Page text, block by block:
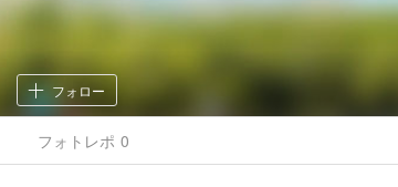
フォロー
フォトレポ 0